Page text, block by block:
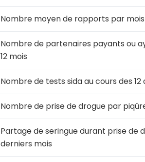
Nombre moyen de rapports par
Nombre de partenaires payants ou
12 mois
Nombre de tests sida au cours des 12
Nombre de prise de drogue par
Partage de seringue durant prise de
derniers mois